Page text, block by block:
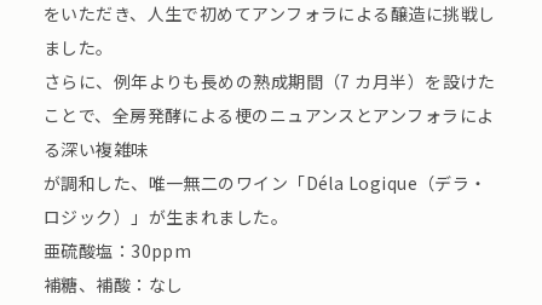
をいただき、人生で初めてアンフォラによる醸造に挑戦し
ました。
さらに、例年よりも長めの熟成期間（7 カ月半）を設けた
ことで、全房発酵による梗のニュアンスとアンフォラによ
る深い複雑味
が調和した、唯一無二のワイン「Déla Logique（デラ・
ロジック）」が生まれました。
亜硫酸塩：30ppm
補糖、補酸：なし